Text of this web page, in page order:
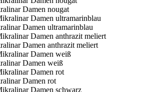
Damen nougat
Damen ultramarinblau
Damen anthrazit meliert
Damen weiß
Damen rot